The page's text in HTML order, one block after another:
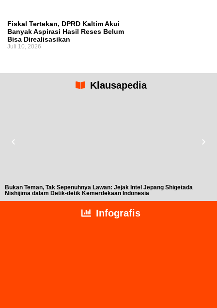
Fiskal Tertekan, DPRD Kaltim Akui
Banyak Aspirasi Hasil Reses Belum
Bisa Direalisasikan
Juli 10, 2026
Klausapedia
Bukan Teman, Tak Sepenuhnya Lawan: Jejak Intel Jepang Shigetada
Nishijima dalam Detik-detik Kemerdekaan Indonesia
Infografis